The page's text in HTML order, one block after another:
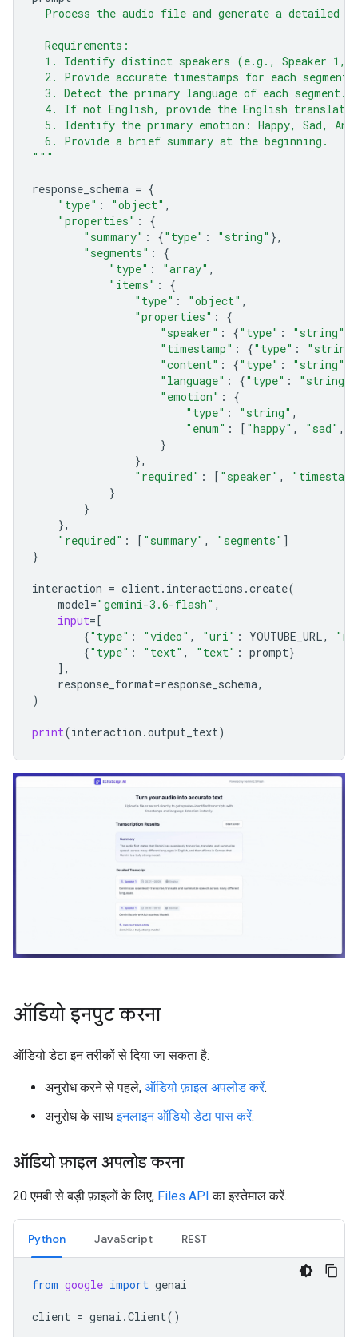
Process the audio file and generate a detailed
  Requirements:
1. Identify distinct speakers (e.g., Speaker 1,
2. Provide accurate timestamps for each segment
  3. Detect the primary language of each segment.
4. If not English, provide the English
5. Identify the primary emotion: Happy, Sad,
  6. Provide a brief summary at the beginning.
"""
response_schema = {
"type" : "object" ,
"properties" :
{
"summary" : {"type" : "string" },
"segments" :
{
"type" : "array" ,
"items" :
{
"type" : "object" ,
"properties" :
{
"speaker" : {"type" : "string"
"timestamp" : {"type" :
"content" : {"type" : "string"
"language" : {"type" : "string"
"emotion" :
{
"type" : "string" ,
"enum" : [ "happy" , "sad" ,
}
},
"required" : [ "speaker" ,
}
}
},
"required" : [ "summary" , "segments" ]
}
interaction = client. interactions .create(
model="gemini-3.6-flash" ,
input=[
{"type" : "video" , "uri" : YOUTUBE_URL,
{"type" : "text" , "text" : prompt}
],
response_format=response_schema,
)
print(interaction .output_text)
ऑडियो इनपुट करना
ऑडियो डेटा इन तरीकों से दिया जा सकता है:
अनुरोध करने से पहले, ऑडियो फ़ाइल अपलोड करें.
अनुरोध के साथइनलाइन ऑडियो डेटा पास करें.
ऑडियो फ़ाइल अपलोड करना
20 एमबी से बड़ी फ़ाइलों के लिए, Files API का इस्तेमाल करें.
Python JavaScript REST
from google import genai
client = genai .Client()